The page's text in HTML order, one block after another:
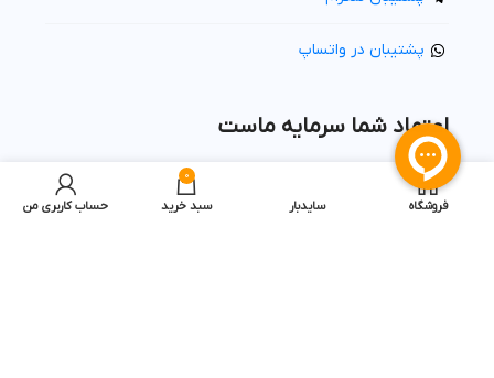
پشتیبان در واتساپ
اعتماد شما سرمایه ماست
فروشگاه سایدبار
0
سبد خرید حساب کاربری من